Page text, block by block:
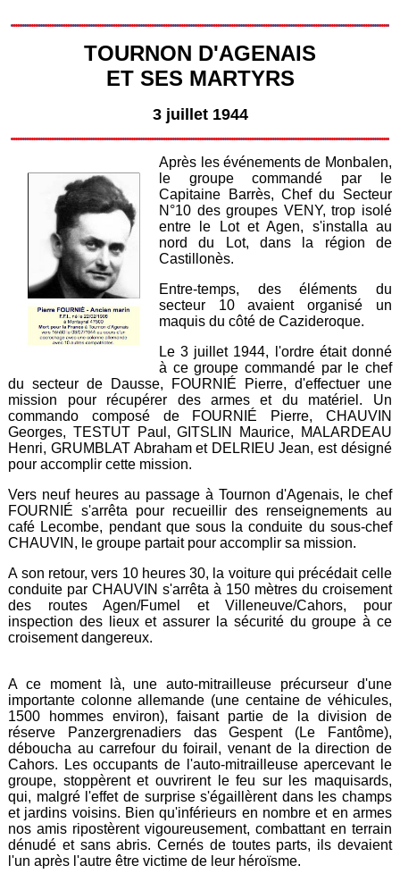
TOURNON D'AGENAIS
ET SES MARTYRS
3 juillet 1944
Après les événements de Monbalen,
le groupe commandé par le
Capitaine Barrès, Chef du Secteur
N°10 des groupes VENY, trop isolé
entre le Lot et Agen, s'installa au
nord du Lot, dans la région de
Castillonès.
Entre-temps, des éléments du
secteur 10 avaient organisé un
maquis du côté de Cazideroque.
Le 3 juillet 1944, l'ordre était donné
à ce groupe commandé par le chef
du secteur de Dausse, FOURNIÉ Pierre, d'effectuer une
mission pour récupérer des armes et du matériel. Un
commando composé de FOURNIÉ Pierre, CHAUVIN
Georges, TESTUT Paul, GITSLIN Maurice, MALARDEAU
Henri, GRUMBLAT Abraham et DELRIEU Jean, est désigné
pour accomplir cette mission.
Vers neuf heures au passage à Tournon d'Agenais, le chef
FOURNIÉ s'arrêta pour recueillir des renseignements au
café Lecombe, pendant que sous la conduite du sous-chef
CHAUVIN, le groupe partait pour accomplir sa mission.
A son retour, vers 10 heures 30, la voiture qui précédait celle
conduite par CHAUVIN s'arrêta à 150 mètres du croisement
des routes Agen/Fumel et Villeneuve/Cahors, pour
inspection des lieux et assurer la sécurité du groupe à ce
croisement dangereux.
A ce moment là, une auto-mitrailleuse précurseur d'une
importante colonne allemande (une centaine de véhicules,
1500 hommes environ), faisant partie de la division de
réserve Panzergrenadiers das Gespent (Le Fantôme),
déboucha au carrefour du foirail, venant de la direction de
Cahors. Les occupants de l'auto-mitrailleuse apercevant le
groupe, stoppèrent et ouvrirent le feu sur les maquisards,
qui, malgré l'effet de surprise s'égaillèrent dans les champs
et jardins voisins. Bien qu'inférieurs en nombre et en armes
nos amis ripostèrent vigoureusement, combattant en terrain
dénudé et sans abris. Cernés de toutes parts, ils devaient
l'un après l'autre être victime de leur héroïsme.